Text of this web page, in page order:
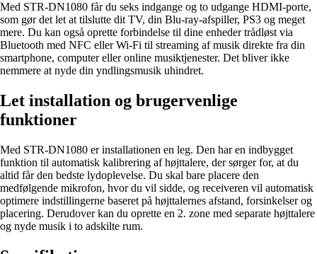
Med STR-DN1080 får du seks indgange og to udgange HDMI-porte,
som gør det let at tilslutte dit TV, din Blu-ray-afspiller, PS3 og meget
mere. Du kan også oprette forbindelse til dine enheder trådløst via
Bluetooth med NFC eller Wi-Fi til streaming af musik direkte fra din
smartphone, computer eller online musiktjenester. Det bliver ikke
nemmere at nyde din yndlingsmusik uhindret.
Let installation og brugervenlige
funktioner
Med STR-DN1080 er installationen en leg. Den har en indbygget
funktion til automatisk kalibrering af højttalere, der sørger for, at du
altid får den bedste lydoplevelse. Du skal bare placere den
medfølgende mikrofon, hvor du vil sidde, og receiveren vil automatisk
optimere indstillingerne baseret på højttalernes afstand, forsinkelser og
placering. Derudover kan du oprette en 2. zone med separate højttalere
og nyde musik i to adskilte rum.